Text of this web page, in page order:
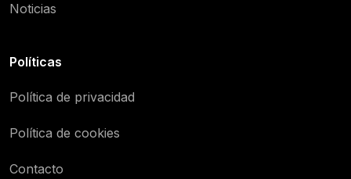
Noticias
Políticas
Política de privacidad
Política de cookies
Contacto